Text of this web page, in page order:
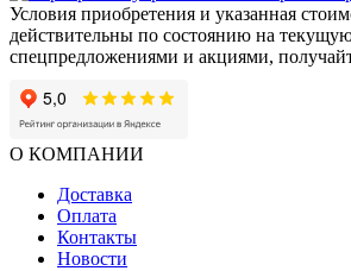
Условия приобретения и указанная
действительны по состоянию на
спецпредложениями и акциями,
О КОМПАНИИ
Доставка
Оплата
Контакты
Новости